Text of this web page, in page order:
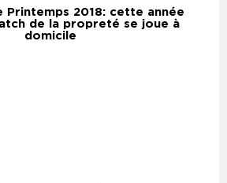
Printemps 2018: cette année
de la propreté se joue à
domicile